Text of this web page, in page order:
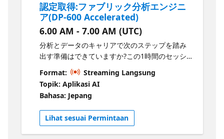
認定取得:ファブリック分析エンジニ
ア(DP-600 Accelerated)
6.00 AM - 7.00 AM (UTC)
分析とデータのキャリアで次のステップを踏み
出す準備はできていますか?この1時間のセッシ
ョンでは、ファブリック分析エンジニアの役割
で学んだ新しい概念を紹介し、データアナリス
トからアナリティクスエンジニアへの転身に役
立つ実践的なヒントを共有します。このセッシ
ョンはDP-600の準備に役立ちます。 本セッショ
ン終了時には、何を学習すべきか、どこに重点
を置くべきか、そしてDP-600認定試験に向けて
Format:
Streaming Langsung
Topik: Aplikasi AI
Bahasa: Jepang
Lihat sesuai Permintaan